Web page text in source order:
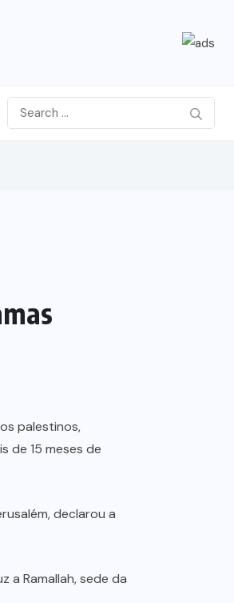
palestinos,
de 15 meses de
declarou a
a Ramallah, sede da